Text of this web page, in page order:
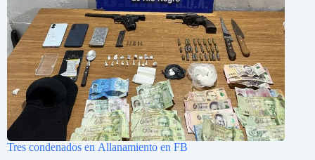
Tres condenados en Allanamiento en FB